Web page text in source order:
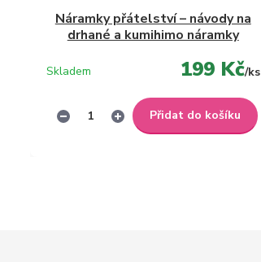
Náramky přátelství – návody na
drhané a kumihimo náramky
199 Kč/ks
Skladem
Přidat do košíku